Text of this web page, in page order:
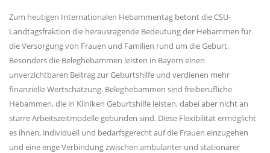
Zum heutigen Internationalen Hebammentag betont die CSU-
Landtagsfraktion die herausragende Bedeutung der Hebammen für
die Versorgung von Frauen und Familien rund um die Geburt.
Besonders die Beleghebammen leisten in Bayern einen
unverzichtbaren Beitrag zur Geburtshilfe und verdienen mehr
finanzielle Wertschätzung. Beleghebammen sind freiberufliche
Hebammen, die in Kliniken Geburtshilfe leisten, dabei aber nicht an
starre Arbeitszeitmodelle gebunden sind. Diese Flexibilität ermöglicht
es ihnen, individuell und bedarfsgerecht auf die Frauen einzugehen
und eine enge Verbindung zwischen ambulanter und stationärer